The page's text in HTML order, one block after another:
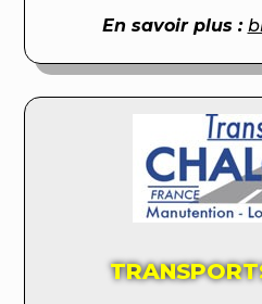
En savoir plus :